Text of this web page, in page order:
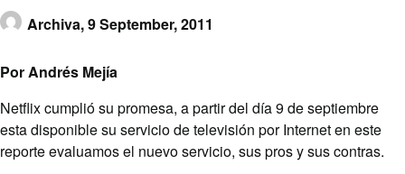
Archiva,9 September, 2011
Por Andrés Mejía
Netflix cumplió su promesa, a partir del día 9 de septiembre
esta disponible su servicio de televisión por Internet en este
reporte evaluamos el nuevo servicio, sus pros y sus contras.